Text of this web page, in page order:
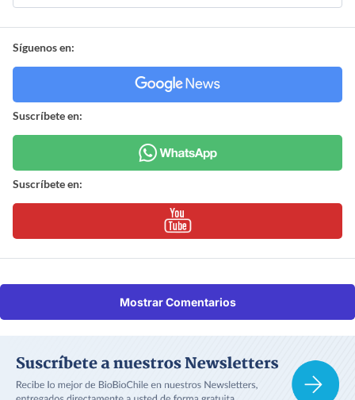
Síguenos en:
Suscríbete en:
Suscríbete en:
Mostrar Comentarios